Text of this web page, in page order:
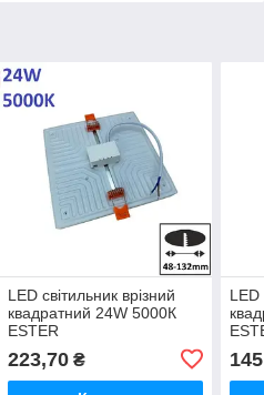
LED світильник врізний
квадратний 24W 5000К
ESTER
223,70₴
LED